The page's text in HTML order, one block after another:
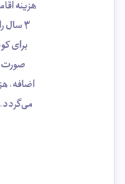
هزینه
3
صورت
اضافه،